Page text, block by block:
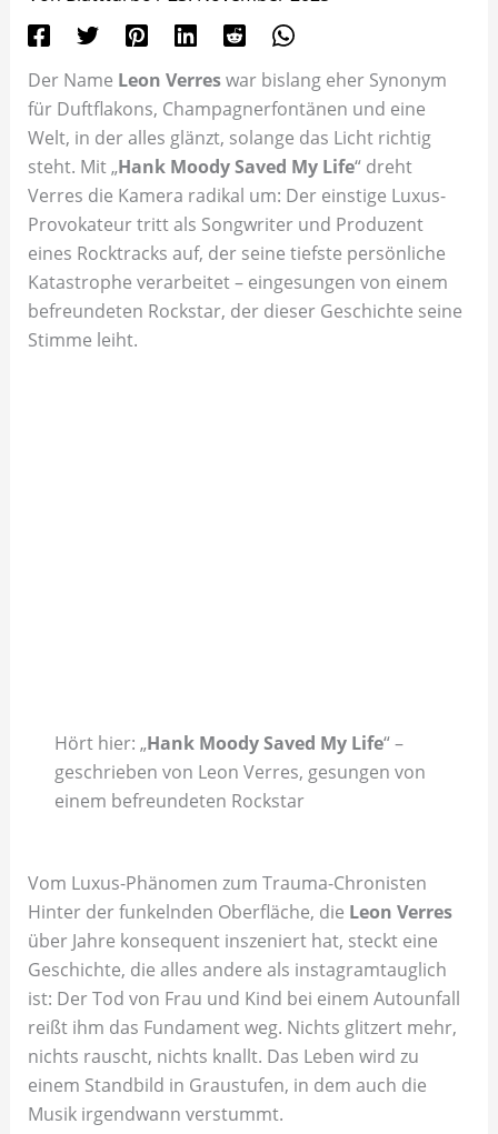
Der Name Leon Verreswar bislang eher Synonym
für Duftflakons, Champagnerfontänen und eine
Welt, in der alles glänzt, solange das Licht richtig
steht. Mit „Hank Moody Saved My Life“ dreht
Verres die Kamera radikal um: Der einstige Luxus-
Provokateur tritt als Songwriter und Produzent
eines Rocktracks auf, der seine tiefste persönliche
Katastrophe verarbeitet – eingesungen von einem
befreundeten Rockstar, der dieser Geschichte seine
Stimme leiht.
Hört hier: „Hank Moody Saved My Life“ –
geschrieben von Leon Verres, gesungen von
einem befreundeten Rockstar
Vom Luxus-Phänomen zum Trauma-Chronisten
Hinter der funkelnden Oberfläche, die Leon Verres
über Jahre konsequent inszeniert hat, steckt eine
Geschichte, die alles andere als instagramtauglich
ist: Der Tod von Frau und Kind bei einem Autounfall
reißt ihm das Fundament weg. Nichts glitzert mehr,
nichts rauscht, nichts knallt. Das Leben wird zu
einem Standbild in Graustufen, in dem auch die
Musik irgendwann verstummt.